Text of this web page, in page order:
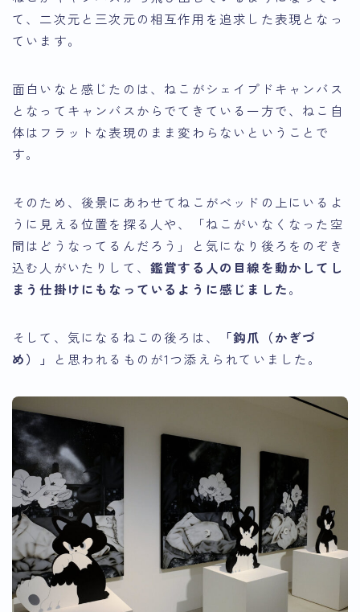
て、 二次元と三次元の相互作用を追求した表現となっ
ています。
面白いなと感じたのは、ねこがシェイプドキャンバス
となってキャンバスからでてきている一方で、ねこ自
体はフラットな表現のまま変わらないということで
す。
そのため、後景にあわせてねこがベッドの上にいるよ
うに見える位置を探る人や、「ねこがいなくなった空
間はどうなってるんだろう」と気になり後ろをのぞき
込む人がいたりして、 鑑賞する人の目線を動かしてし
まう仕掛けにもなっているように感じました。
そして、気になるねこの後ろは、
「鈎爪（かぎづ
め）」
と思われるものが1つ添えられていました。